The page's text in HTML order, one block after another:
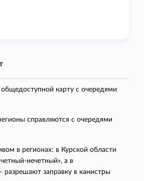
карту с очередями
справляются с очередями
в регионах: в Курской области
нечетный», а в
разрешают заправку в канистры